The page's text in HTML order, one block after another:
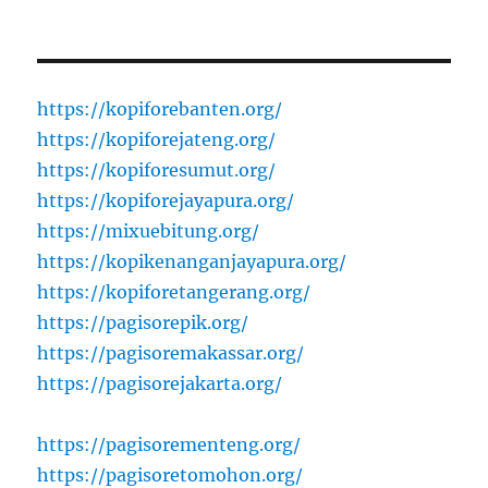
https://kopiforebanten.org/
https://kopiforejateng.org/
https://kopiforesumut.org/
https://kopiforejayapura.org/
https://mixuebitung.org/
https://kopikenanganjayapura.org/
https://kopiforetangerang.org/
https://pagisorepik.org/
https://pagisoremakassar.org/
https://pagisorejakarta.org/
https://pagisorementeng.org/
https://pagisoretomohon.org/